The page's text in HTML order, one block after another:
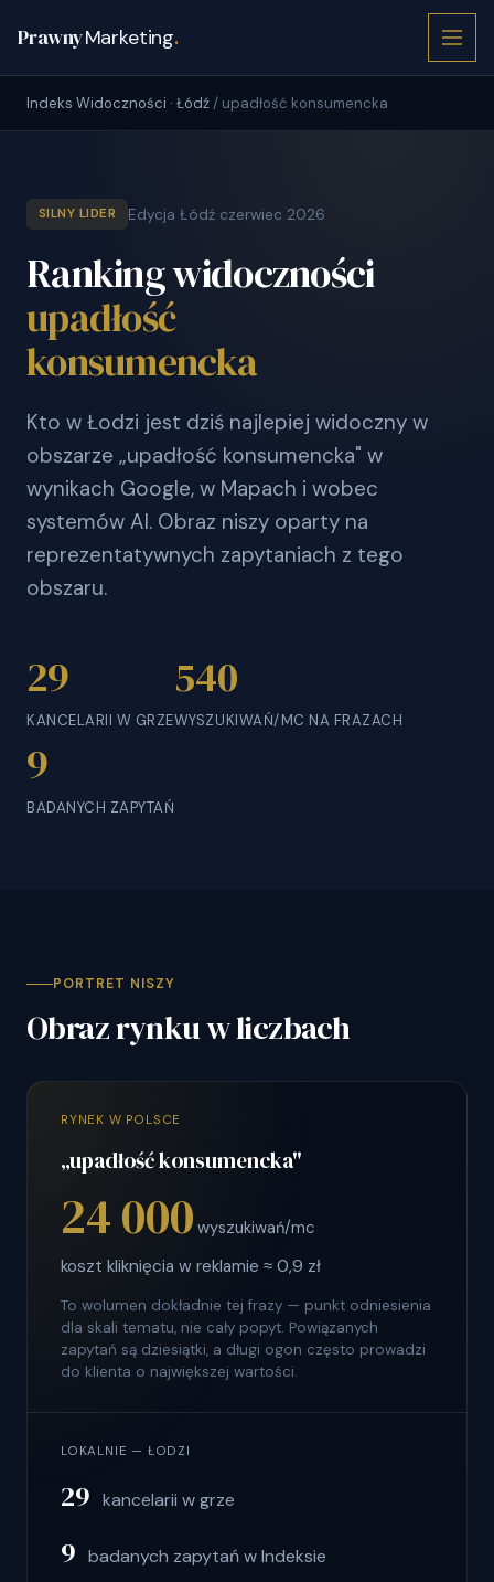
PrawnyMarketing.
Indeks Widoczności · Łódź / upadłość konsumencka
SILNY LIDER Edycja Łódź czerwiec 2026
Ranking widoczności
upadłość
konsumencka
Kto w Łodzi jest dziś najlepiej widoczny w
obszarze „upadłość konsumencka" w
wynikach Google, w Mapach i wobec
systemów AI. Obraz niszy oparty na
reprezentatywnych zapytaniach z tego
obszaru.
29
KANCELARII W GRZE
540
WYSZUKIWAŃ/MC NA FRAZACH
9
BADANYCH ZAPYTAŃ
PORTRET NISZY
Obraz rynku w liczbach
RYNEK W POLSCE
„upadłość konsumencka"
24 000 wyszukiwań/mc
koszt kliknięcia w reklamie ≈ 0,9 zł
To wolumen dokładnie tej frazy — punkt odniesienia
dla skali tematu, nie cały popyt. Powiązanych
zapytań są dziesiątki, a długi ogon często prowadzi
do klienta o największej wartości.
LOKALNIE — ŁODZI
29 kancelarii w grze
9 badanych zapytań w Indeksie